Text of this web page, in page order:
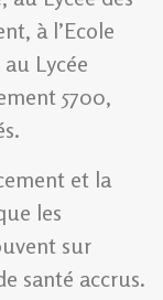
à l’Ecole
Lycée
5700,
et la
les
sur
santé accrus.